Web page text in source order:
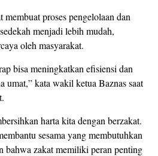
proses pengelolaan dan
menjadi lebih mudah,
oleh masyarakat.
bisa meningkatkan efisiensi dan
umat,” kata wakil ketua Baznas saat
harta kita dengan berzakat.
sesama yang membutuhkan
bahwa zakat memiliki peran penting